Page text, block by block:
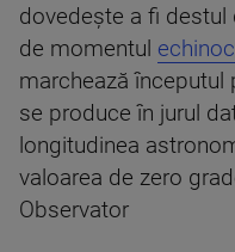
dovedeşte a fi destul
de momentul
marchează începutul
se produce în jurul
longitudinea
valoarea de zero
Observator